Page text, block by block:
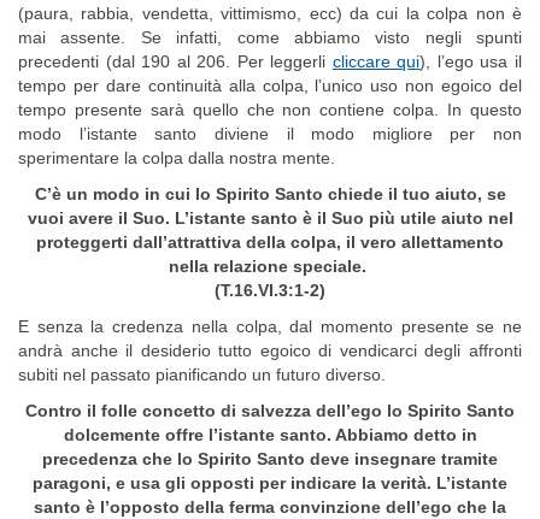
(paura, rabbia, vendetta, vittimismo, ecc) da cui la colpa non è
mai assente. Se infatti, come abbiamo visto negli spunti
precedenti (dal 190 al 206. Per leggerli cliccare qui), l’ego usa il
tempo per dare continuità alla colpa, l’unico uso non egoico del
tempo presente sarà quello che non contiene colpa. In questo
modo l’istante santo diviene il modo migliore per non
sperimentare la colpa dalla nostra mente.
C’è un modo in cui lo Spirito Santo chiede il tuo aiuto, se
vuoi avere il Suo. L’istante santo è il Suo più utile aiuto nel
proteggerti dall’attrattiva della colpa, il vero allettamento
nella relazione speciale.
(T.16.VI.3:1-2)
E senza la credenza nella colpa, dal momento presente se ne
andrà anche il desiderio tutto egoico di vendicarci degli affronti
subiti nel passato pianificando un futuro diverso.
Contro il folle concetto di salvezza dell’ego lo Spirito Santo
dolcemente offre l’istante santo. Abbiamo detto in
precedenza che lo Spirito Santo deve insegnare tramite
paragoni, e usa gli opposti per indicare la verità. L’istante
santo è l’opposto della ferma convinzione dell’ego che la